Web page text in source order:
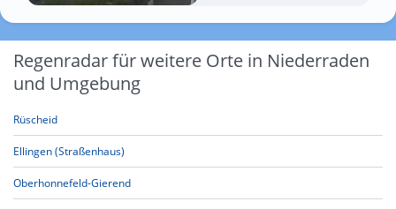
Regenradar für weitere Orte in Niederraden
und Umgebung
Rüscheid
Ellingen (Straßenhaus)
Oberhonnefeld-Gierend